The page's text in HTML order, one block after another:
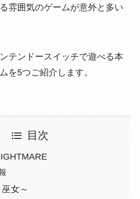
雰囲気のゲームが意外と多い
テンドースイッチで遊べる本
を5つご紹介します。
目次
女～